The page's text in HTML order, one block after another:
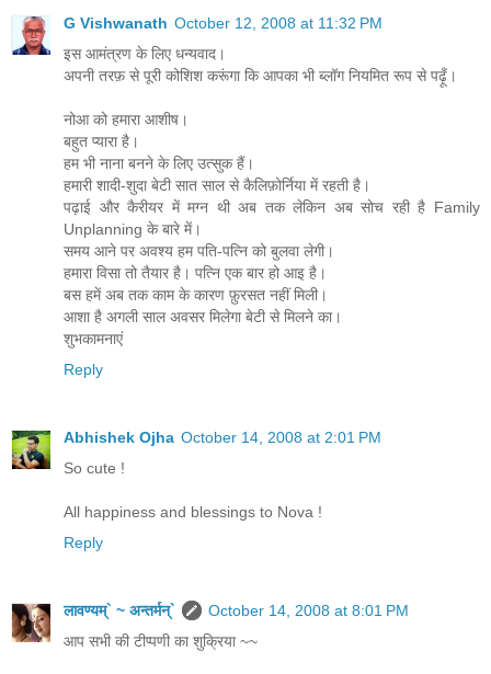
G Vishwanath October 12, 2008 at 11:32 PM
इस आमंत्रण के लिए धन्यवाद।
अपनी तरफ़ से पूरी कोशिश करूंगा कि आपका भी ब्लॉग नियमित रूप से पढ़ूँ।
नोआ को हमारा आशीष।
बहुत प्यारा है।
हम भी नाना बनने के लिए उत्सुक हैं।
हमारी शादी-शुदा बेटी सात साल से कैलिफ़ोर्निया में रहती है।
पढ़ाई और कैरीयर में मग्न थी अब तक लेकिन अब सोच रही है Family
Unplanning के बारे में।
समय आने पर अवश्य हम पति-पत्नि को बुलवा लेगी।
हमारा विसा तो तैयार है। पत्नि एक बार हो आइ है।
बस हमें अब तक काम के कारण फ़ुरसत नहीं मिली।
आशा है अगली साल अवसर मिलेगा बेटी से मिलने का।
शुभकामनाएं
Reply
Abhishek Ojha October 14, 2008 at 2:01 PM
So cute !
All happiness and blessings to Nova !
Reply
लावण्यम्` ~ अन्तर्मन्`
October 14, 2008 at 8:01 PM
आप सभी की टीप्पणी का शुक्रिया ~~